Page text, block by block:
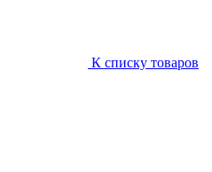
К списку товаров